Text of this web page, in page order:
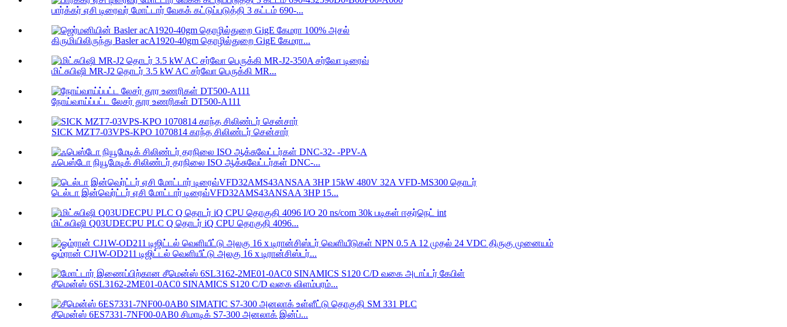
பார்க்கர் ஏசி டிரைவர் மோட்டார் வேகக் கட்டுப்படுத்தி 3 கட்டம் 690-...
கிருமியிலிருந்து Basler acA1920-40gm தொழில்துறை GigE கேமரா...
மிட்சுபிஷி MR-J2 தொடர் 3.5 kW AC சர்வோ பெருக்கி MR...
நோய்வாய்ப்பட்ட லேசர் தூர உணரிகள் DT500-A111
SICK MZT7-03VPS-KPO 1070814 காந்த சிலிண்டர் சென்சார்
ஃபெஸ்டோ நியூமேடிக் சிலிண்டர் தரநிலை ISO ஆக்சுவேட்டர்கள் DNC-...
டெல்டா இன்வெர்ட்டர் ஏசி மோட்டார் டிரைவ்VFD32AMS43ANSAA 3HP 15...
மிட்சுபிஷி Q03UDECPU PLC Q தொடர் iQ CPU தொகுதி 4096...
ஓம்ரான் CJ1W-OD211 டிஜிட்டல் வெளியீட்டு அலகு 16 x டிரான்சிஸ்டர்...
சீமென்ஸ் 6SL3162-2ME01-0AC0 SINAMICS S120 C/D வகை விளம்பரம்...
சீமென்ஸ் 6ES7331-7NF00-0AB0 சிமாடிக் S7-300 அனலாக் இன்ப்...